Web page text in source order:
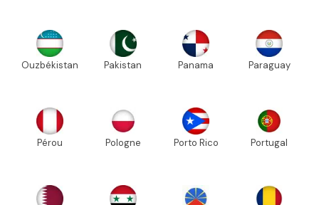
Ouzbékistan Pakistan Panama Paraguay
Pérou Pologne Porto Rico Portugal